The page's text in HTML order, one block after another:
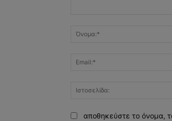
αποθηκεύστε το όνομα,